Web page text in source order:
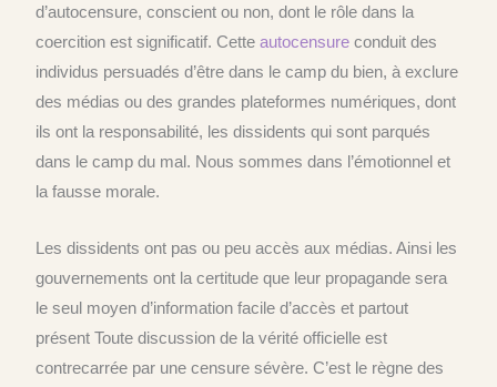
d’autocensure, conscient ou non, dont le rôle dans la
coercition est significatif. Cetteautocensure conduit des
individus persuadés d’être dans le camp du bien, à exclure
des médias ou des grandes plateformes numériques,dont
ils ont la responsabilité, les dissidents qui sont parqués
dans le camp du mal. Nous sommes dans l’émotionnel et
la fausse morale.
Les dissidents ont pas ou peu accès aux médias.Ainsi les
gouvernements ont la certitude que leur propagande sera
le seul moyen d’information facile d’accès et partout
présentToute discussion de la vérité officielle est
contrecarrée par une censure sévère.C’est le règne des